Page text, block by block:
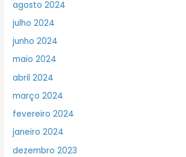
agosto 2024
julho 2024
junho 2024
maio 2024
abril 2024
março 2024
fevereiro 2024
janeiro 2024
dezembro 2023